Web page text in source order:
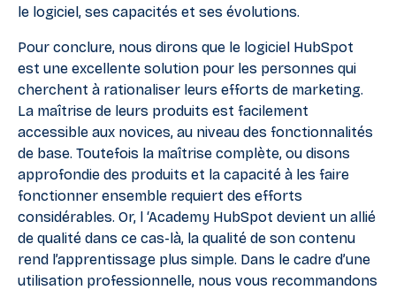
le logiciel, ses capacités et ses évolutions.
Pour conclure, nous dirons que le logiciel HubSpot
est une excellente solution pour les personnes qui
cherchent à rationaliser leurs efforts de marketing.
La maîtrise de leurs produits est facilement
accessible aux novices, au niveau des fonctionnalités
de base. Toutefois la maîtrise complète, ou disons
approfondie des produits et la capacité à les faire
fonctionner ensemble requiert des efforts
considérables. Or, l ‘Academy HubSpot devient un allié
de qualité dans ce cas-là, la qualité de son contenu
rend l’apprentissage plus simple. Dans le cadre d’une
utilisation professionnelle, nous vous recommandons